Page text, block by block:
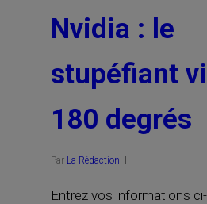
Nvidia : le
stupéfiant
180 degrés
Par La Rédaction
Entrez vos informations